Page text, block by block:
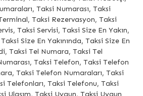
Taksi Numarası, Taksi
Taksi Rezervasyon, Taksi
Taksi Servisi, Taksi Size En Yakın,
Size En Yakınında, Taksi Size En
Taksi Tel Numara, Taksi Tel
Taksi Telefon, Taksi Telefon
Taksi Telefon Numaraları, Taksi
Telefonları, Taksi Telefonu, Taksi
Ulaşım, Taksi Uygun, Taksi Uygun